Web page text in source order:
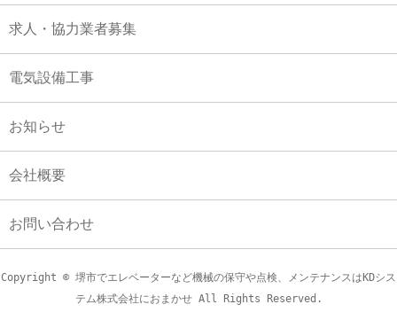
求人・協力業者募集
電気設備工事
お知らせ
会社概要
お問い合わせ
Copyright © 堺市でエレベーターなど機械の保守や点検、メンテナンスはKDシス
テム株式会社におまかせ All Rights Reserved.